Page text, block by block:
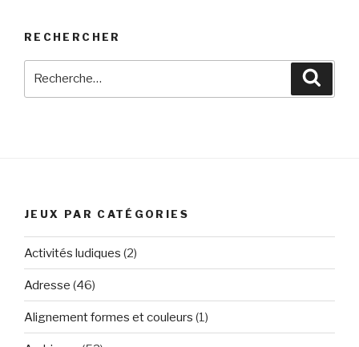
RECHERCHER
JEUX PAR CATÉGORIES
Activités ludiques (2)
Adresse (46)
Alignement formes et couleurs (1)